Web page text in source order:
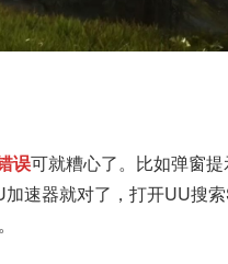
误可就糟心了。比如弹窗
速器就对了，打开UU搜